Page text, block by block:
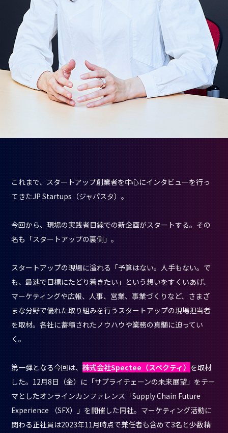
これまで、スタートアップ創業者を中心にインタビューを行っ
てきたJP Startups（ジャパスタ）。
今回から、現場の実践者目線での新企画がスタートする。その
名も「スタートアップの裏側」。
スタートアップの現場に溢れる「予算はない。人手もない。で
も、最速で目標にたどり着きたい」という想いをすくいあげ、
マーケティングや広報、人事、営業、事業づくりなど、さまざ
まな分野で優れた取り組みを行うスタートアップの現場担当者
を取材。各社に蓄積されたノウハウや業務の真髄に迫ってい
く。
第一弾となる今回は、株式会社Spectee（スペクティ） を取材
した。12月8日（金）に「サプライチェーンの未来展望」をテー
マとしたオンラインカンファレンス「Supply Chain Future
Experience （SFX）」を開催した同社。マーケティング活動に
関わる正社員は2023年11月時点で兼任者も含めて3名と少数精